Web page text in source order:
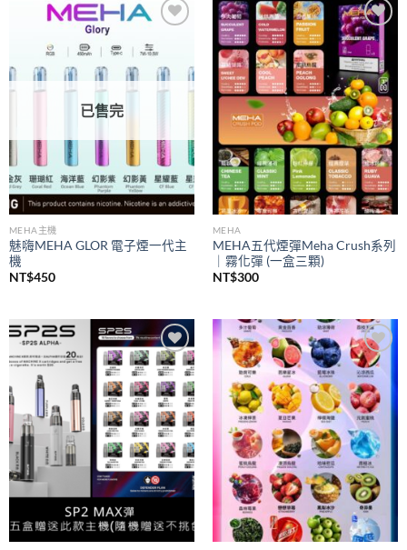
wishlist
已售完
MEHA主機
魅嗨MEHA GLOR 電子煙一代主
機
NT$450
Add to
wishlist
MEHA
MEHA五代煙彈Meha Crush系列
｜霧化彈 (一盒三顆)
NT$300
Add to
wishlist
Add to
wishlist